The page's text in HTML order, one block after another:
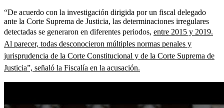
“De acuerdo con la investigación dirigida por un fiscal delegado
ante la Corte Suprema de Justicia, las determinaciones irregulares
detectadas se generaron en diferentes periodos, entre 2015 y 2019.
Al parecer, todas desconocieron múltiples normas penales y
jurisprudencia de la Corte Constitucional y de la Corte Suprema de
Justicia”, señaló la Fiscalía en la acusación.